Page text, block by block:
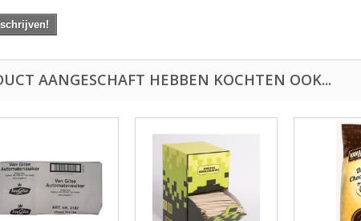
AANGESCHAFT HEBBEN KOCHTEN OOK...